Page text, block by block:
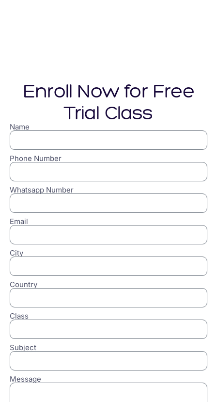
Enroll Now for Free
Trial Class
Name
Phone Number
Whatsapp Number
Email
City
Country
Class
Subject
Message